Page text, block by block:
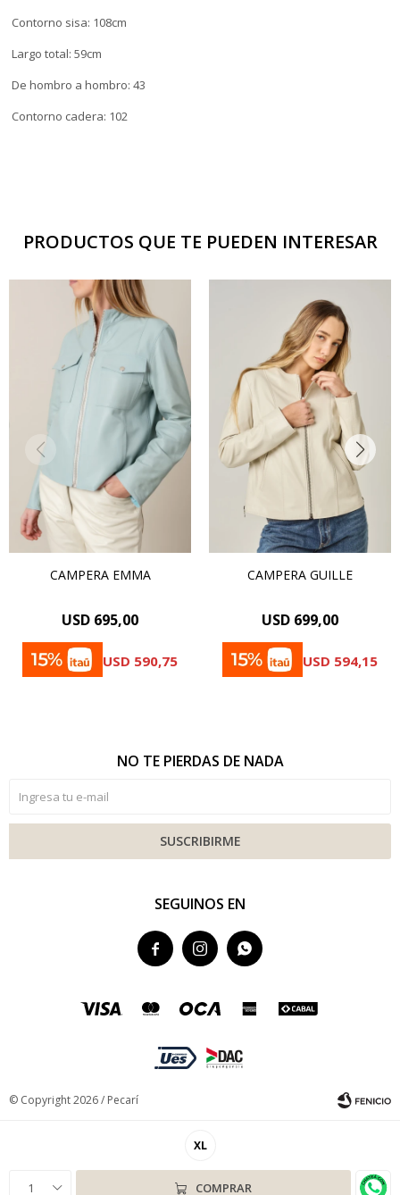
XL
1 COMPRAR
Contorno sisa: 108cm
Largo total: 59cm
De hombro a hombro: 43
Contorno cadera: 102
PRODUCTOS QUE TE PUEDEN INTERESAR
CAMPERA EMMA
USD 695,00
USD 590,75
CAMPERA GUILLE
USD 699,00
USD 594,15
SEGUINOS EN
  
NO TE PIERDAS DE NADA
SUSCRIBIRME
© Copyright 2026 / Pecarí